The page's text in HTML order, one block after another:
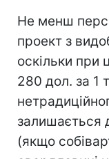
Не менш
проект з
оскільки при
280 дол. за 1
залишається
(якщо